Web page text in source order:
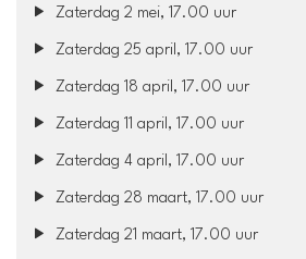
Zaterdag 2 mei, 17.00 uur
Zaterdag 25 april, 17.00 uur
Zaterdag 18 april, 17.00 uur
Zaterdag 11 april, 17.00 uur
Zaterdag 4 april, 17.00 uur
Zaterdag 28 maart, 17.00 uur
Zaterdag 21 maart, 17.00 uur